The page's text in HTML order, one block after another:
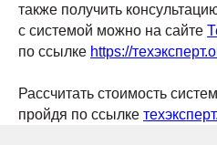
также получить
с системой можно на сайте
по ссылке https://
Рассчитать стоимость
пройдя по ссылке